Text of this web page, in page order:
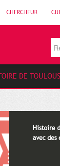
CHERCHEUR
DE
Histoire
avec des